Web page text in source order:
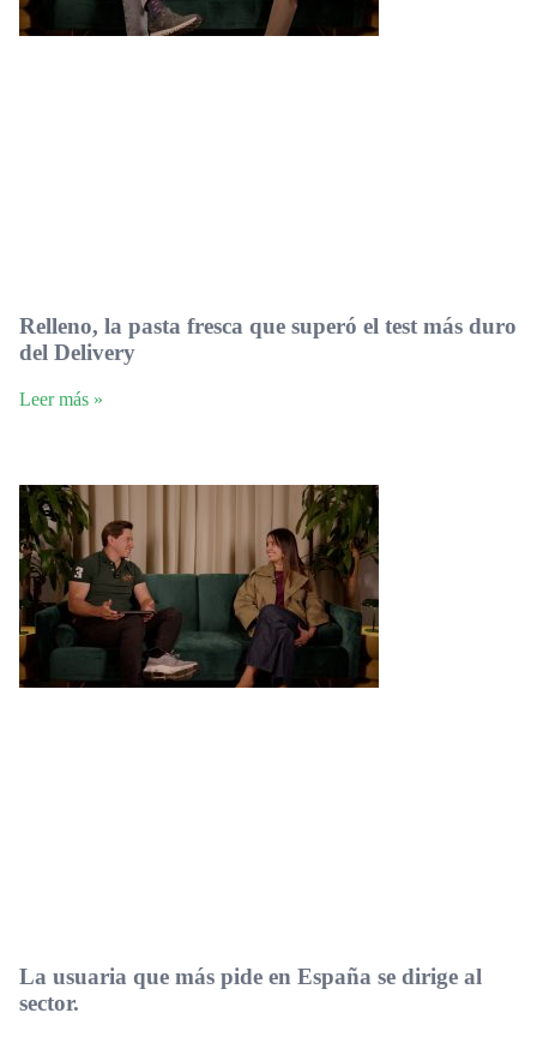
Relleno, la pasta fresca que superó el test más duro
del Delivery
Leer más »
La usuaria que más pide en España se dirige al
sector.